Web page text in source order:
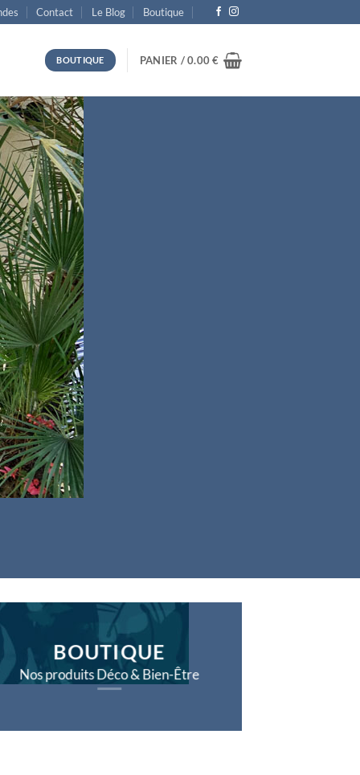
Contact Le Blog Boutique
BOUTIQUE PANIER /0.00€
BOUTIQUE
Nos produits Déco & Bien-Être